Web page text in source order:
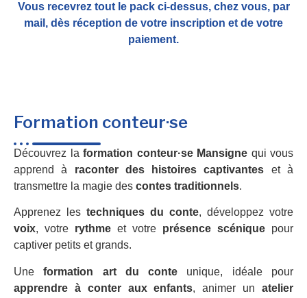
Vous recevrez tout le pack ci-dessus, chez vous, par
mail, dès réception de votre inscription et de votre
paiement.
Formation conteur·se
Découvrez la formation conteur·se Mansigne qui vous
apprend à raconter des histoires captivantes et à
transmettre la magie des contes traditionnels.
Apprenez les techniques du conte, développez votre
voix, votre rythme et votre présence scénique pour
captiver petits et grands.
Uneformation art du conte unique, idéale pour
apprendre à conter aux enfants, animer unatelier